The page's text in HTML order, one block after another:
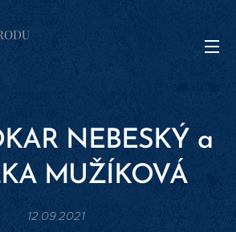
NEBESKÝ a
MUŽÍKOVÁ
12.09.2021